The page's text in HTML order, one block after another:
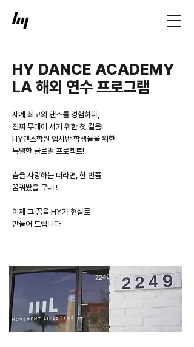
HY DANCE ACADEMY
LA 해외 연수 프로그램
세계 최고의 댄스를 경험하다,
진짜 무대에 서기 위한 첫 걸음!
HY댄스학원 입시반 학생들을 위한
특별한 글로벌 프로젝트!
춤을 사랑하는 너라면, 한 번쯤
꿈꿔봤을 무대 !
이제 그 꿈을 HY가 현실로
만들어 드립니다